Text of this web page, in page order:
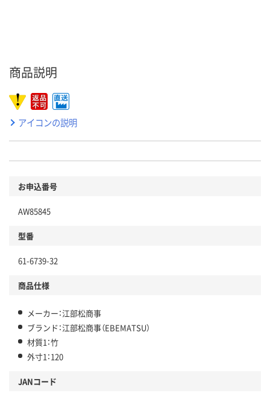
商品説明
アイコンの説明
お申込番号
AW85845
型番
61-6739-32
商品仕様
メーカー：江部松商事
ブランド：江部松商事（EBEMATSU）
材質1：竹
外寸1：120
JANコード